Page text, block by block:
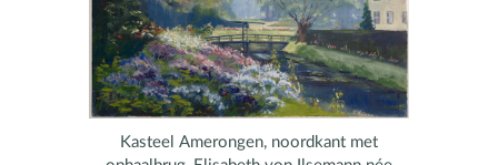
Kasteel Amerongen, noordkant met